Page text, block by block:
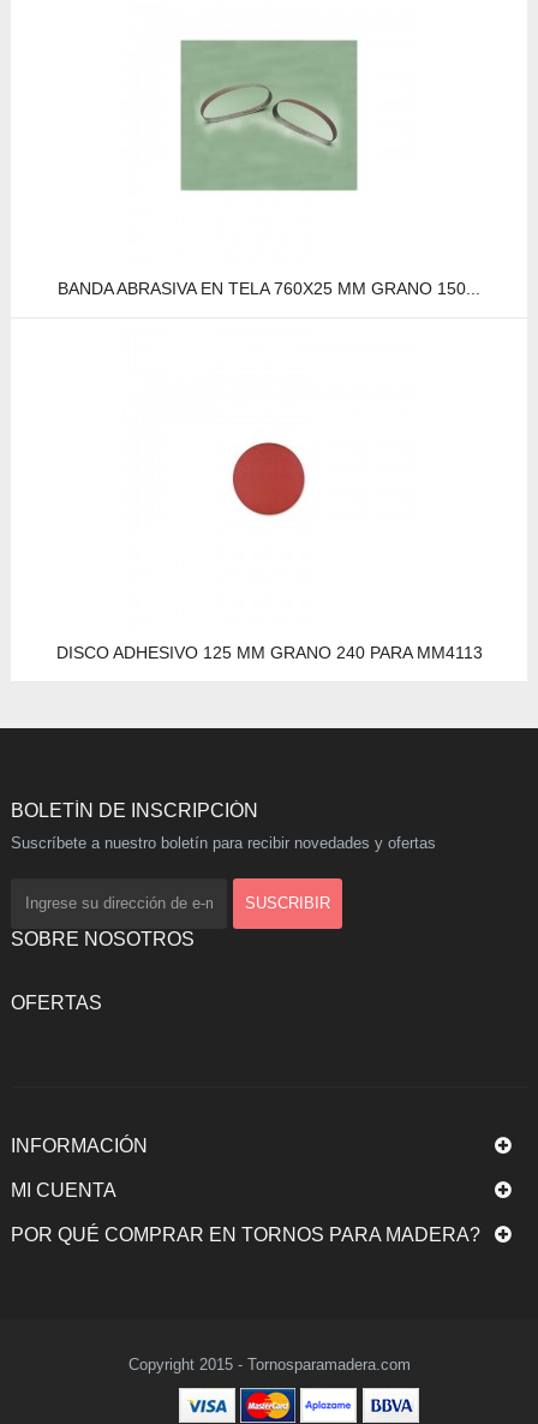
BANDA ABRASIVA EN TELA 760X25 MM GRANO 150...
DISCO ADHESIVO 125 MM GRANO 240 PARA MM4113
BOLETÍN DE INSCRIPCIÓN
Suscríbete a nuestro boletín para recibir novedades y ofertas
SOBRE NOSOTROS
OFERTAS
INFORMACIÓN
MI CUENTA
POR QUÉ COMPRAR EN TORNOS PARA MADERA?
Copyright 2015 - Tornosparamadera.com